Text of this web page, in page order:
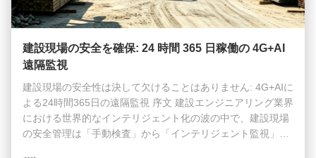
建設現場の安全を確保: 24 時間 365 日稼働の 4G+AI
遠隔監視
建設現場の安全性は決して欠けることはありません: 4G+AIに
よる24時間365日の遠隔監視 序文 建設エンジニアリング業界
における世界的なインテリジェント化の波の中で、建設現場
の安全管理は「手動検査」から「インテリジェント監視」へ